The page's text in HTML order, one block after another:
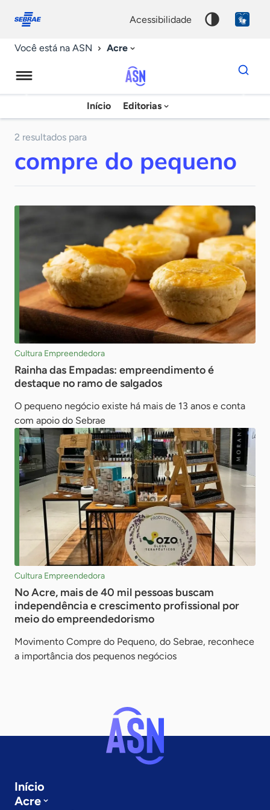
conosco
acessibilidade
Você está na ASN Acre
Agência
Sebrae
Notícias
Início Editorias
Dados
para
chave
2 resultados para
compre do pequeno
Cultura Empreendedora
Rainha das Empadas: empreendimento é
destaque no ramo de salgados
O pequeno negócio existe há mais de 13 anos e conta
com apoio do Sebrae
Cultura Empreendedora
No Acre, mais de 40 mil pessoas buscam
independência e crescimento profissional por
meio do empreendedorismo
Movimento Compre do Pequeno, do Sebrae, reconhece
a importância dos pequenos negócios
Início
Acre